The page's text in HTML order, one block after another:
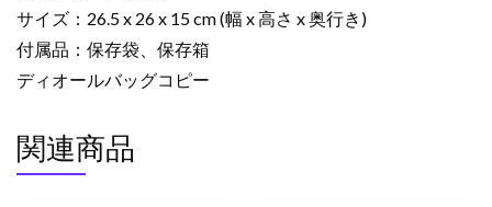
ラ
メ
ル
ベ
ジ
ュ
サイズ：26.5 x 26 x 15 cm (幅 x 高さ x 奥行き)
付属品：保存袋、保存箱
ディオールバッグコピー
関連商品